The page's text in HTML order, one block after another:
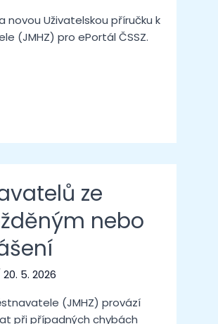
Uživatelskou příručku k
(JMHZ) pro ePortál ČSSZ.
ze
nebo
20. 5. 2026
(JMHZ) provází
při případných chybách